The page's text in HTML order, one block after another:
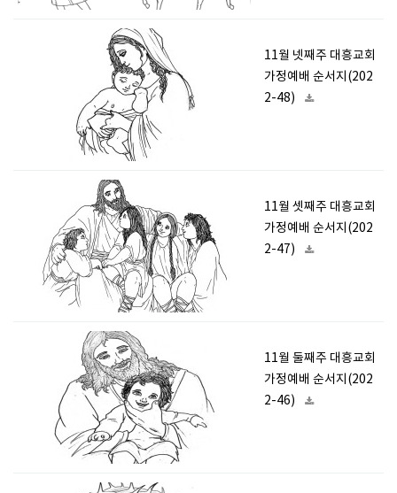
11월 넷째주 대흥교회
가정예배 순서지(202
2-48)
11월 셋째주 대흥교회
가정예배 순서지(202
2-47)
11월 둘째주 대흥교회
가정예배 순서지(202
2-46)